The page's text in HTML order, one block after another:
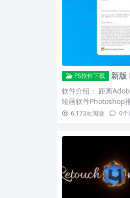
PS软件下载 新版
软件介绍： 距离
绘画软件Photoshop
6,173次阅读 0个